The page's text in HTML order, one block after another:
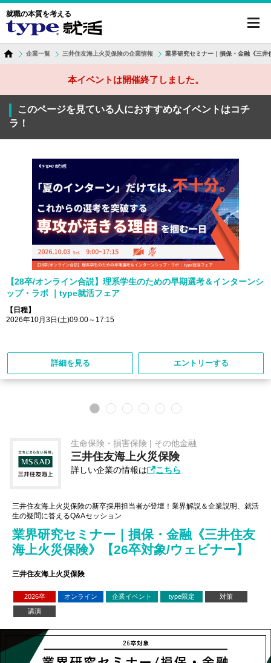
就職の本質を考える
企業一覧 三井住友海上火災保険の企業情報 業界研究セミナー｜損保・金融《三
本イベントは開催終了しました。
このページを見ている人におすすめなイベントはコチ
ラ！
【28卒/オンライン合説】理系学生のための早期選考＆インターンシ
ップ・ラボ ｜type就活フェア
【日程】
2026年10月3日(土)09:00～17:15
詳細を見る エントリーする
生命保険・損害保険 | その他金融
三井住友海上火災保険
詳しい企業の情報は こちら
三井住友海上火災保険の新卒採用担当者が登壇！業界解説＆企業説明、就活
生の疑問に答えるQ&Aセッション
業界研究セミナー｜損保・金融《三井住友
海上火災保険》【26卒対象/ウェビナー】
三井住友海上火災保険
2026卒 オンライン 企業イベント type限定
対策
講演